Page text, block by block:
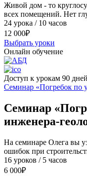
Живой дом - то
всех помещений. Нет
24 урока / 10 часов
12 000₽
Выбрать уроки
Онлайн обучение
Доступ к урокам 90 дней
Семинар «Погребок по
Семинар
инженера-
На cеминаре Олега вы
ошибок при
16 уроков / 5 часов
6 000₽